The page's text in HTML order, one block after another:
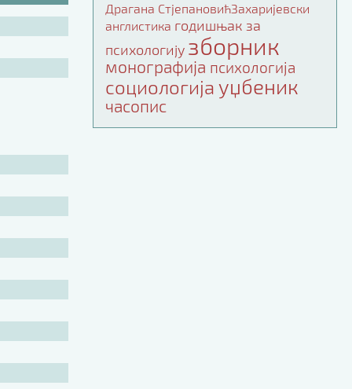
Драгана СтјепановићЗахаријевски
англистика годишњак за
психологију зборник
монографија психологија
социологија уџбеник
часопис